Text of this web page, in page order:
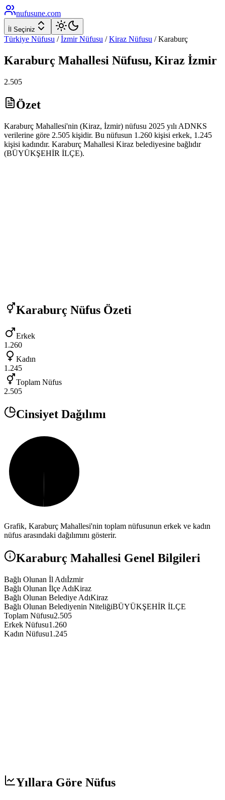
nufusune.com
İl Seçiniz
Türkiye Nüfusu / İzmirNüfusu / Kiraz Nüfusu /Karaburç
Karaburç Mahallesi Nüfusu, Kiraz İzmir
2.505
Özet
Karaburç Mahallesi'nin (Kiraz, İzmir) nüfusu 2025 yılı ADNKS
verilerine göre 2.505 kişidir. Bu nüfusun 1.260 kişisi erkek, 1.245
kişisi kadındır. Karaburç Mahallesi Kiraz belediyesine bağlıdır
(BÜYÜKŞEHİR İLÇE).
Karaburç Nüfus Özeti
Erkek
1.260
Kadın
1.245
Toplam Nüfus
2.505
Cinsiyet Dağılımı
Grafik, Karaburç Mahallesi'nin toplam nüfusunun erkek ve kadın
nüfus arasındaki dağılımını gösterir.
Karaburç Mahallesi Genel Bilgileri
Bağlı Olunan İl Adıİzmir
Bağlı Olunan İlçe AdıKiraz
Bağlı Olunan Belediye AdıKiraz
Bağlı Olunan Belediyenin NiteliğiBÜYÜKŞEHİR İLÇE
Toplam Nüfusu2.505
Erkek Nüfusu1.260
Kadın Nüfusu1.245
Yıllara Göre Nüfus